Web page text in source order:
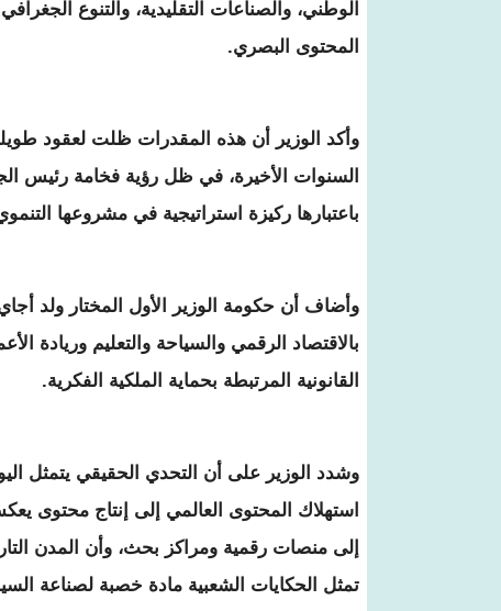
الوطني، والصناعات التقليدية، والتنوع
المحتوى البصري.
وأكد الوزير أن هذه المقدرات ظلت لعقود طويلة
السنوات الأخيرة، في ظل رؤية فخامة رئيس
باعتبارها ركيزة استراتيجية في مشروعها
وأضاف أن حكومة الوزير الأول المختار ولد
بالاقتصاد الرقمي والسياحة والتعليم وريادة
القانونية المرتبطة بحماية الملكية الفكرية.
وشدد الوزير على أن التحدي الحقيقي يتمثل
استهلاك المحتوى العالمي إلى إنتاج محتوى
إلى منصات رقمية ومراكز بحث، وأن المدن
تمثل الحكايات الشعبية مادة خصبة لصناعة